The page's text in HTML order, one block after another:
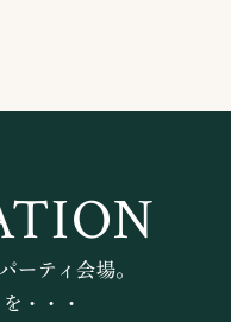
ーティ会場。
・・・